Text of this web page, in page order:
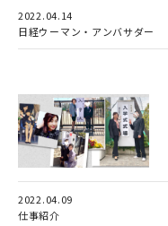
2022.04.14
日経ウーマン・アンバサダー
2022.04.09
仕事紹介